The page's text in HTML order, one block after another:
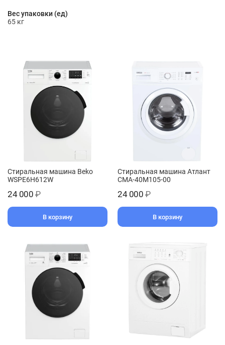
Вес упаковки (ед)
65 кг
Стиральная машина Beko
WSPE6H612W
24 000 ₽
В корзину
Стиральная машина Атлант
СМА-40М105-00
24 000 ₽
В корзину